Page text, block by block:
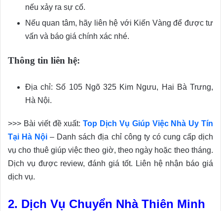
nếu xảy ra sự cố.
Nếu quan tâm, hãy liên hệ với Kiến Vàng để được tư
vấn và báo giá chính xác nhé.
Thông tin liên hệ:
Địa chỉ: Số 105 Ngõ 325 Kim Ngưu, Hai Bà Trưng,
Hà Nội.
>>> Bài viết đề xuất:Top Dịch Vụ Giúp Việc Nhà Uy Tín
Tại Hà Nội – Danh sách địa chỉ công ty có cung cấp dịch
vụ cho thuê giúp việc theo giờ, theo ngày hoặc theo tháng.
Dịch vụ được review, đánh giá tốt. Liên hệ nhận báo giá
dịch vụ.
2. Dịch Vụ Chuyển Nhà Thiên Minh